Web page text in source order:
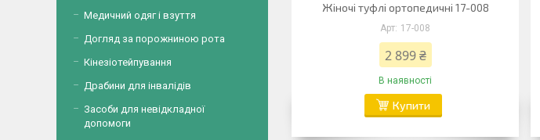
Жіночі туфлі ортопедичні 17-008
17-008
2 899 ₴
В наявності
Купити
Медичний одяг і взуття
Догляд за порожниною рота
Кінезіотейпування
Драбини для інвалідів
Засоби для невідкладної
допомоги